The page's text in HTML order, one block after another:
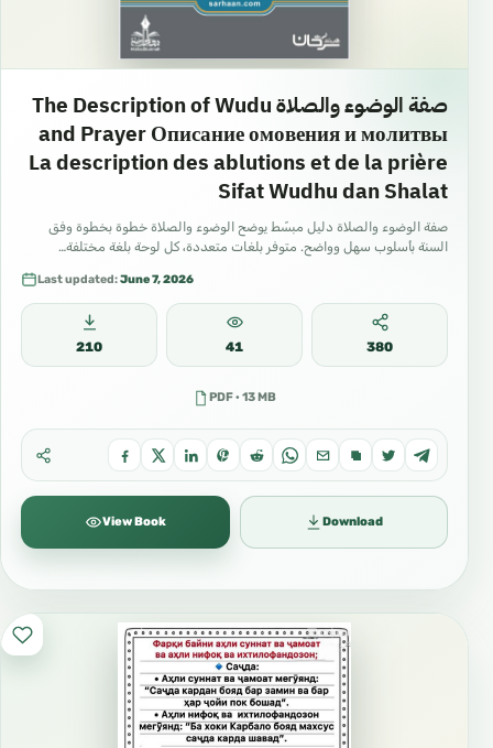
صفة الوضوء والصلاة The Description of Wudu
and Prayer Описание омовения и молитвы
La description des ablutions et de la prière
Sifat Wudhu dan Shalat
صفة الوضوء والصلاة دليل مبسّط يوضح الوضوء والصلاة خطوة بخطوة وفق
السنة بأسلوب سهل وواضح. متوفر بلغات متعددة، كل لوحة بلغة مختلفة…
Last updated:June 7, 2026
210 41 380
PDF · 13 MB
View Book Download